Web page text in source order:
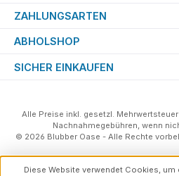
ZAHLUNGSARTEN
ABHOLSHOP
SICHER EINKAUFEN
Alle Preise inkl. gesetzl. Mehrwertsteuer
Nachnahmegebühren, wenn
© 2026 Blubber Oase - Alle Rechte
Diese Website verwendet Cookies,